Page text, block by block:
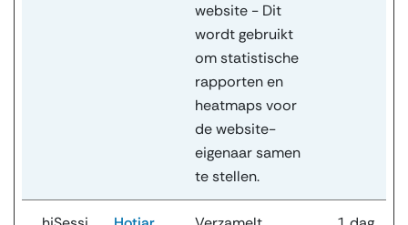
website - Dit
wordt gebruikt
om statistische
rapporten en
heatmaps voor
de website-
eigenaar samen
te stellen.